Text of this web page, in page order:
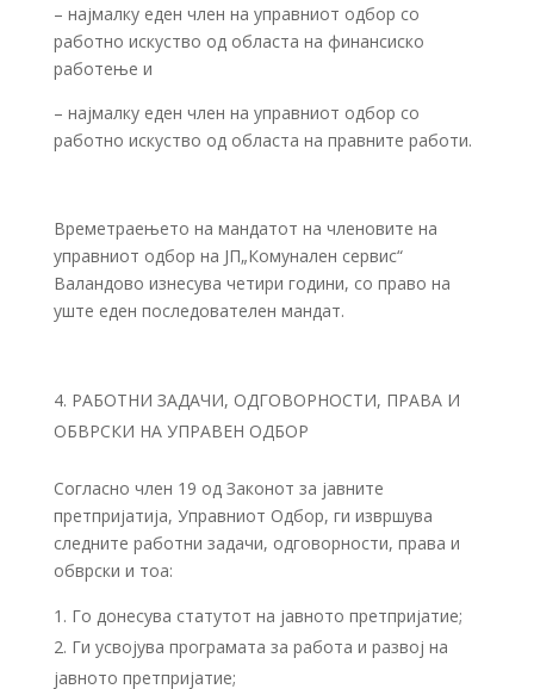
– најмалку еден член на управниот одбор со
работно искуство од областа на финансиско
работење и
– најмалку еден член на управниот одбор со
работно искуство од областа на правните работи.
Времетраењето на мандатот на членовите на
управниот одбор на ЈП„Комунален сервис“
Валандово изнесува четири години, со право на
уште еден последователен мандат.
РАБОТНИ ЗАДАЧИ, ОДГОВОРНОСТИ, ПРАВА И
ОБВРСКИ НА УПРАВЕН ОДБОР
Согласно член 19 од Законот за јавните
претпријатија, Управниот Одбор, ги извршува
следните работни задачи, одговорности, права и
обврски и тоа:
Го донесува статутот на јавното претпријатие;
Ги усвојува програмата за работа и развој на
јавното претпријатие;